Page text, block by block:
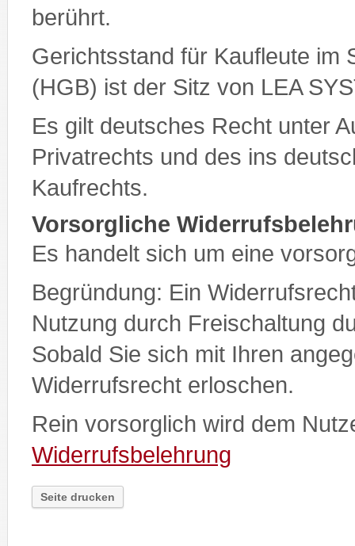
berührt.
Gerichtsstand für Kaufleute im
(HGB) ist der Sitz von LEA
Es gilt deutsches Recht unter
Privatrechts und des ins
Kaufrechts.
Vorsorgliche
Es handelt sich um eine
Begründung: Ein
Nutzung durch Freischaltung
Sobald Sie sich mit Ihren
Widerrufsrecht erloschen.
Rein vorsorglich wird dem
Widerrufsbelehrung
Seite drucken